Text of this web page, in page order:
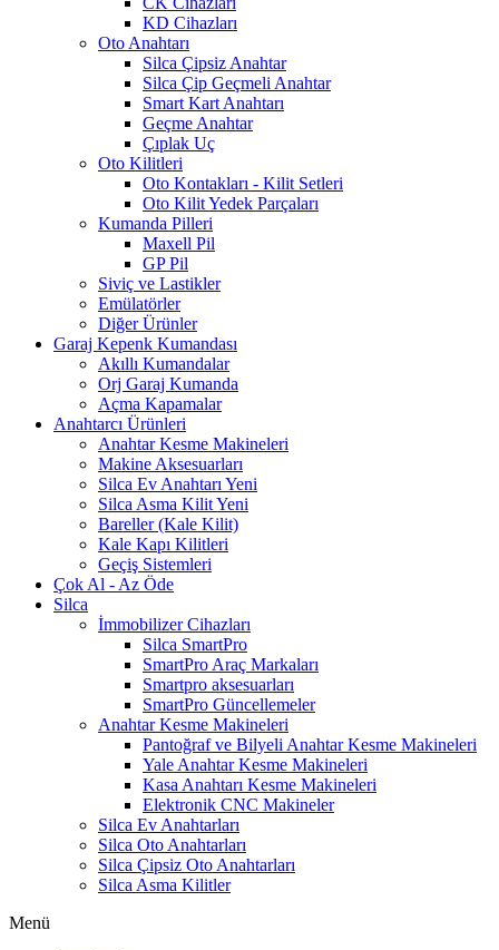
KD Cihazları
Oto Anahtarı
Silca Çipsiz Anahtar
Silca Çip Geçmeli Anahtar
Smart Kart Anahtarı
Geçme Anahtar
Çıplak Uç
Oto Kilitleri
Oto Kontakları - Kilit Setleri
Oto Kilit Yedek Parçaları
Kumanda Pilleri
Maxell Pil
GP Pil
Siviç ve Lastikler
Emülatörler
Diğer Ürünler
Garaj Kepenk Kumandası
Akıllı Kumandalar
Orj Garaj Kumanda
Açma Kapamalar
Anahtarcı Ürünleri
Anahtar Kesme Makineleri
Makine Aksesuarları
Silca Ev Anahtarı Yeni
Silca Asma KilitYeni
Bareller (Kale Kilit)
Kale Kapı Kilitleri
Geçiş Sistemleri
Çok Al - Az Öde
Silca
İmmobilizer Cihazları
Silca SmartPro
SmartPro Araç Markaları
Smartpro aksesuarları
SmartPro Güncellemeler
Anahtar Kesme Makineleri
Pantoğraf ve Bilyeli Anahtar Kesme Makineleri
Yale Anahtar Kesme Makineleri
Kasa Anahtarı Kesme Makineleri
Elektronik CNC Makineler
Silca Ev Anahtarları
Silca Oto Anahtarları
Silca Çipsiz Oto Anahtarları
Silca Asma Kilitler
Menü